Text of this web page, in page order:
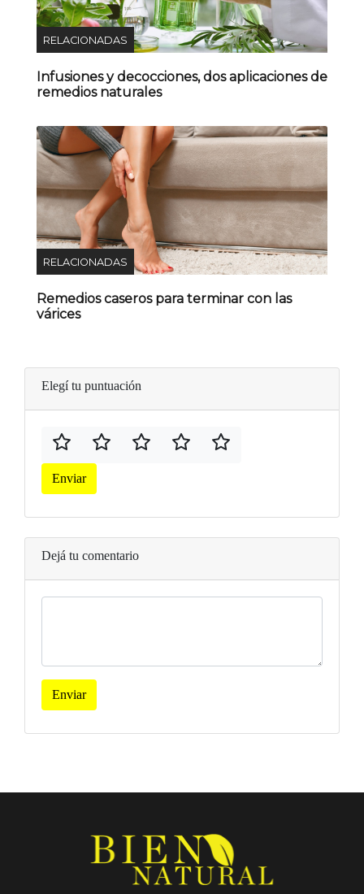
RELACIONADAS
Infusiones y decocciones, dos aplicaciones de
remedios naturales
RELACIONADAS
Remedios caseros para terminar con las
várices
Elegí tu puntuación
Enviar
Dejá tu comentario
Enviar